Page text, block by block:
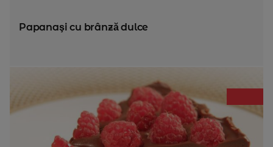
Papanaşi cu brânză dulce